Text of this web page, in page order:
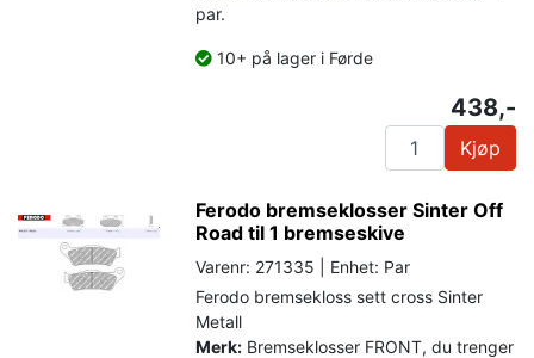
par.
10+ på lager i Førde
438,-
Kjøp
Ferodo bremseklosser Sinter Off
Road til 1 bremseskive
Varenr: 271335 | Enhet: Par
Ferodo bremsekloss sett cross Sinter
Metall
Merk: Bremseklosser FRONT, du trenger